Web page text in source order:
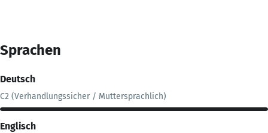
Sprachen
Deutsch
C2 (Verhandlungssicher / Muttersprachlich)
Englisch